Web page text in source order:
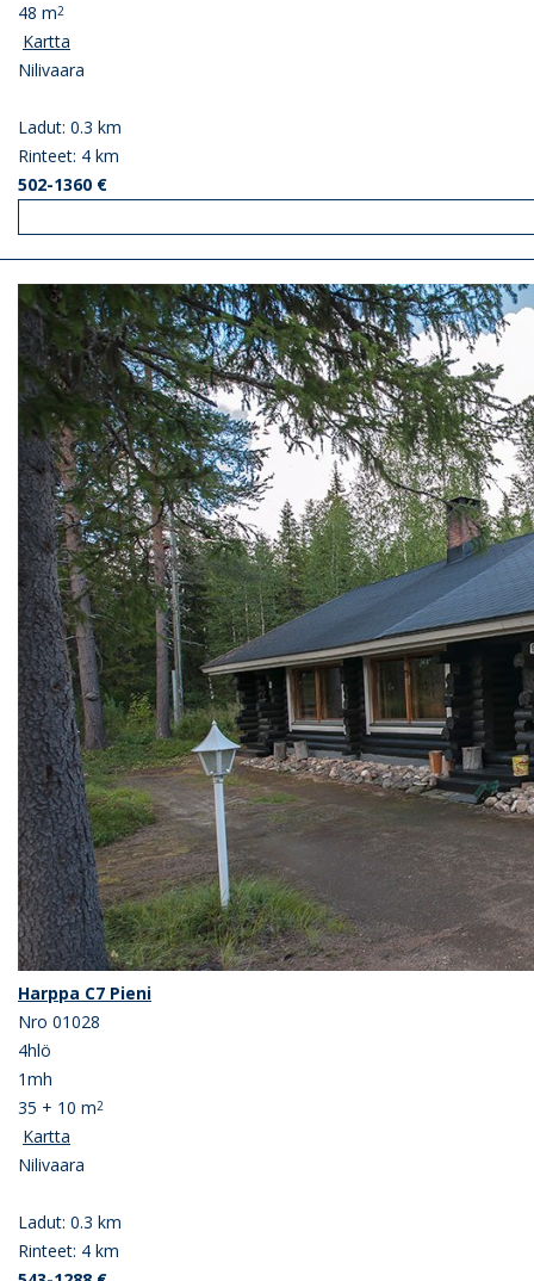
48 m2
Kartta
Nilivaara
Ladut: 0.3 km
Rinteet: 4 km
502-1360 €
Harppa C7 Pieni
Nro 01028
4hlö
1mh
35 + 10 m2
Kartta
Nilivaara
Ladut: 0.3 km
Rinteet: 4 km